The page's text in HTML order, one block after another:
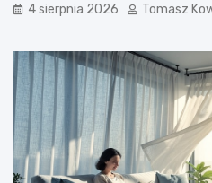
4 sierpnia 2026 Tomasz